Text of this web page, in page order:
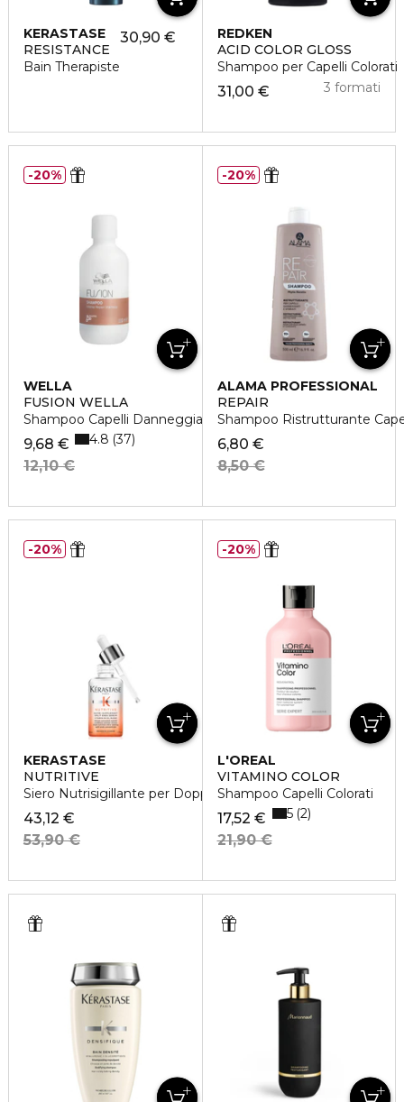
KERASTASE
RESISTANCE
Bain Therapiste
30,90 €
REDKEN
ACID COLOR GLOSS
Shampoo per Capelli Colorati
31,00 € 3 formati
WELLA
FUSION WELLA
Shampoo Capelli Danneggiati
9,68 €
12,10 €
4.8 37
20%
ALAMA PROFESSIONAL
REPAIR
Shampoo Ristrutturante
6,80 €
8,50 €
20%
KERASTASE
NUTRITIVE
Siero Nutrisigillante per Doppie Punte
43,12 €
53,90 €
20%
L'OREAL
PROFESSIONNEL
VITAMINO COLOR
Shampoo Capelli Colorati
17,52 €
21,90 €
5 2
20%